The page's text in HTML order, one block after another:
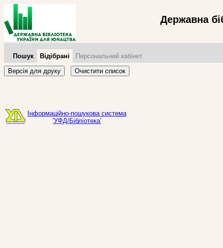
Державна
Пошук Відібрані
Персональний кабінет
Версія для друку
Очистити список
Інформаційно-пошукова система
'УФД/Бібліотека'